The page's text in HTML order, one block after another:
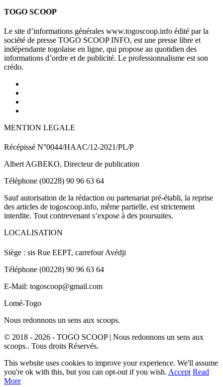
TOGO SCOOP
Le site d’informations générales www.togoscoop.info édité par la
société de presse TOGO SCOOP INFO, est une presse libre et
indépendante togolaise en ligne, qui propose au quotidien des
informations d’ordre et de publicité. Le professionnalisme est son
crédo.
MENTION LEGALE
Récépissé N°0044/HAAC/12-2021/PL/P
Albert AGBEKO, Directeur de publication
Téléphone (00228) 90 96 63 64
Sauf autorisation de la rédaction ou partenariat pré-établi, la reprise
des articles de togoscoop.info, même partielle, est strictement
interdite. Tout contrevenant s’expose à des poursuites.
LOCALISATION
Siège : sis Rue EEPT, carrefour Avédji
Téléphone (00228) 90 96 63 64
E-Mail: togoscoop@gmail.com
Lomé-Togo
Nous redonnons un sens aux scoops.
© 2018 - 2026 - TOGO SCOOP | Nous redonnons un sens aux
scoops.. Tous droits Réservés.
This website uses cookies to improve your experience. We'll assume
you're ok with this, but you can opt-out if you wish. Accept Read
More